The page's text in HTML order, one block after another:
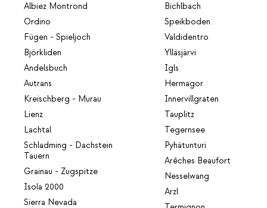
Albiez Montrond
Ordino
Fügen - Spieljoch
Björkliden
Andelsbuch
Autrans
Kreischberg - Murau
Lienz
Lachtal
Schladming - Dachstein
Tauern
Grainau - Zugspitze
Isola 2000
Sierra Nevada
Bichlbach
Speikboden
Valdidentro
Ylläsjärvi
Igls
Hermagor
Innervillgraten
Tauplitz
Tegernsee
Pyhätunturi
Arêches Beaufort
Nesselwang
Arzl